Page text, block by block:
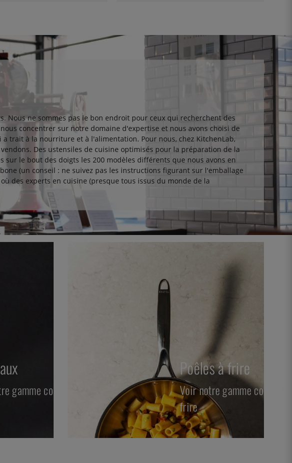
Nous ne sommes pas le bon endroit pour ceux qui recherchent des
concentrer sur notre domaine d'expertise et nous avons choisi de
trait à la nourriture et à l'alimentation. Pour nous, chez KitchenLab,
Des ustensiles de cuisine optimisés pour la préparation de la
sur le bout des doigts les 200 modèles différents que nous avons en
(un conseil : ne suivez pas les instructions figurant sur l'emballage
des experts en cuisine (presque tous issus du monde de la
gamme complète de couteaux
Poêles à frire
Voir notre gamme
frire